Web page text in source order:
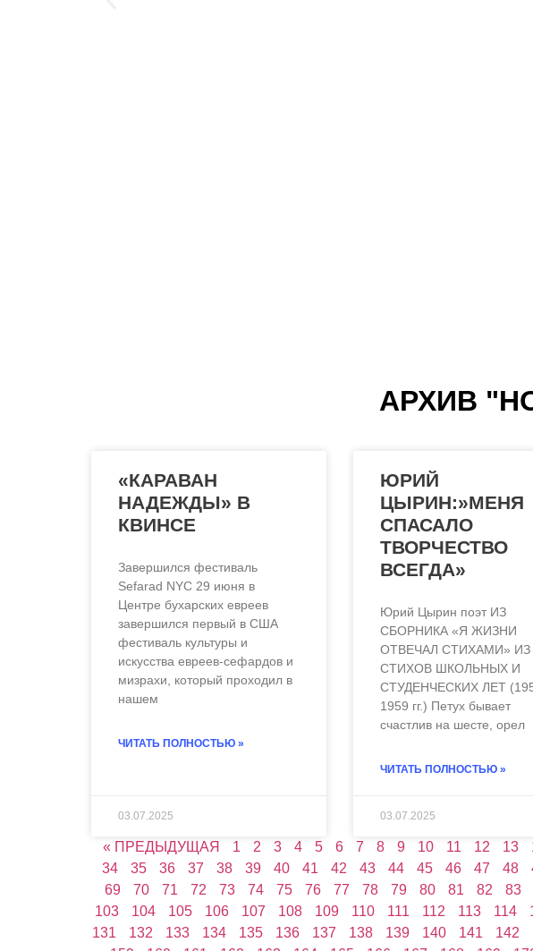
АРХИВ
«КАРАВАН
НАДЕЖДЫ» В
КВИНСЕ
Завершился фестиваль
Sefarad NYC 29 июня в
Центре бухарских евреев
завершился первый в США
фестиваль культуры и
искусства евреев-сефардов и
мизрахи, который проходил в
нашем
ЧИТАТЬ ПОЛНОСТЬЮ »
03.07.2025
ЮРИЙ
ЦЫРИН:»МЕНЯ
СПАСАЛО
ТВОРЧЕСТВО
ВСЕГДА»
Юрий Цырин поэт ИЗ
СБОРНИКА «Я ЖИЗНИ
ОТВЕЧАЛ СТИХАМИ» ИЗ
СТИХОВ ШКОЛЬНЫХ И
СТУДЕНЧЕСКИХ ЛЕТ
1959 гг.) Петух бывает
счастлив на шесте, орел
ЧИТАТЬ ПОЛНОСТЬЮ »
03.07.2025
« ПРЕДЫДУЩАЯ 1 2 3 4 5 6 7 8 9 10 11 12 13
34
35 36 37 38 39 40 41 42 43 44 45 46 47 48
69
70 71 72 73 74 75 76 77 78 79 80 81 82 83
103
104 105 106 107 108 109 110 111 112 113 114
131
132 133 134 135 136 137 138 139 140 141 142